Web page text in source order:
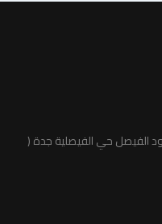
الفيصل حي الفيصلية جدة (